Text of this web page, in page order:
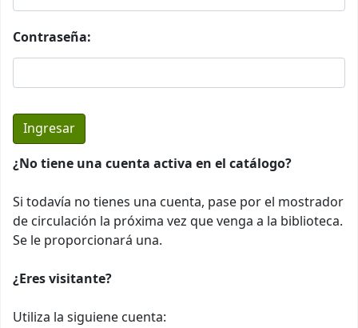
Contraseña:
¿No tiene una cuenta activa en el catálogo?
Si todavía no tienes una cuenta, pase por el mostrador
de circulación la próxima vez que venga a la biblioteca.
Se le proporcionará una.
¿Eres visitante?
Utiliza la siguiene cuenta: